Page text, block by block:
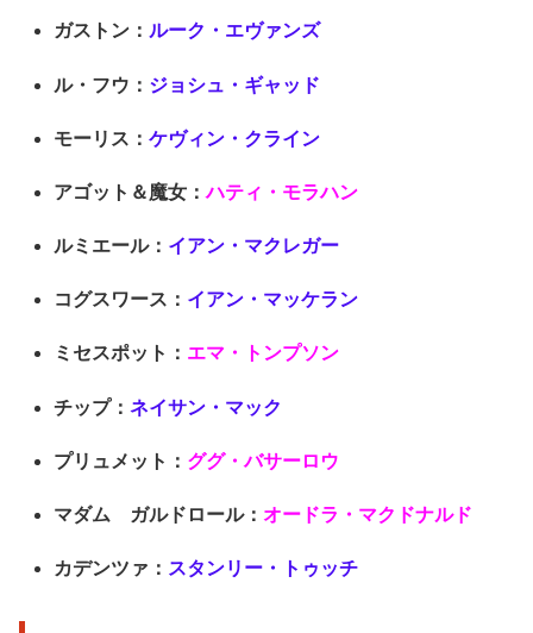
ガストン： ルーク・エヴァンズ
ル・フウ： ジョシュ・ギャッド
モーリス：ケヴィン・クライン
アゴット＆魔女：ハティ・モラハン
ルミエール： イアン・マクレガー
コグスワース： イアン・マッケラン
ミセスポット： エマ・トンプソン
チップ：ネイサン・マック
プリュメット： ググ・バサーロウ
マダム ガルドロール：オードラ・マクドナルド
カデンツァ： スタンリー・トゥッチ